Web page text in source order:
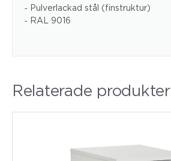
‐ Pulverlackad stål (finstruktur)
‐ RAL 9016
Relaterade produkter